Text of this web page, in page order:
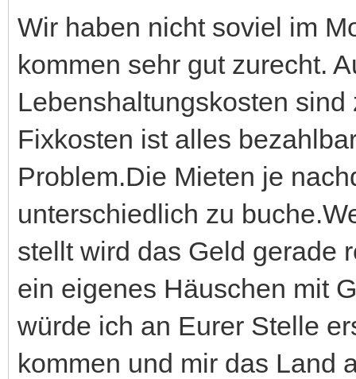
Wir haben nicht soviel im
kommen sehr gut zurecht.
Lebenshaltungskosten
Fixkosten ist alles
Problem.Die Mieten je
unterschiedlich zu
stellt wird das Geld gerade
ein eigenes Häuschen mit
würde ich an Eurer Stelle
kommen und mir das Land